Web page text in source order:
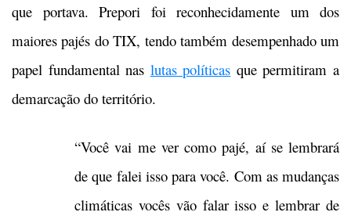
que portava. Prepori foi reconhecidamente um dos
maiores pajés do TIX, tendo também desempenhado um
papel fundamental nas lutas políticas que permitiram a
demarcação do território.
“Você vai me ver como pajé, aí se lembrará
de que falei isso para você. Com as mudanças
climáticas vocês vão falar isso e lembrar de